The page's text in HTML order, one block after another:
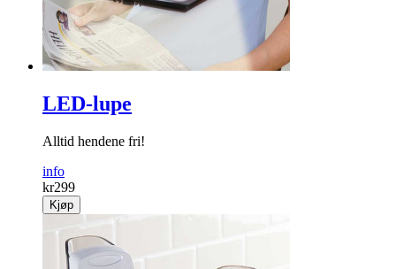
LED-lupe
Alltid hendene fri!
info
kr299
Kjøp